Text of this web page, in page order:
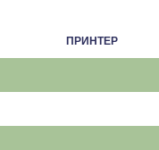
ПРИНТЕР